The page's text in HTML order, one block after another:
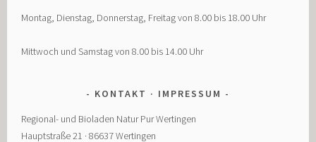
Montag, Dienstag, Donnerstag, Freitag von 8.00 bis 18.00 Uhr
Mittwoch und Samstag von 8.00 bis 14.00 Uhr
KONTAKT · IMPRESSUM
Regional- und Bioladen Natur Pur Wertingen
Hauptstraße 21 · 86637 Wertingen